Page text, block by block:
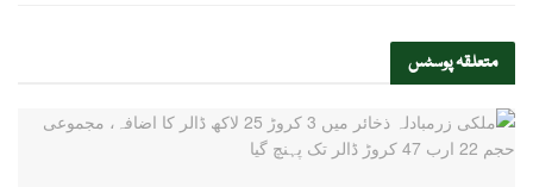
متعلقہپوسٹس